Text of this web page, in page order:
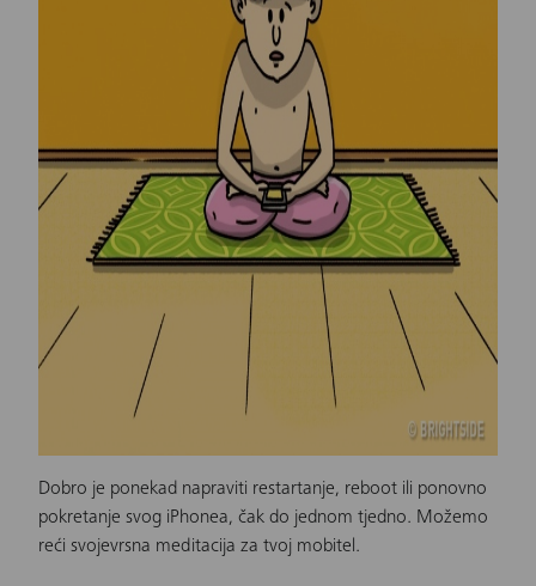
Dobro je ponekad napraviti restartanje, reboot ili ponovno
pokretanje svog iPhonea, čak do jednom tjedno. Možemo
reći svojevrsna meditacija za tvoj mobitel.